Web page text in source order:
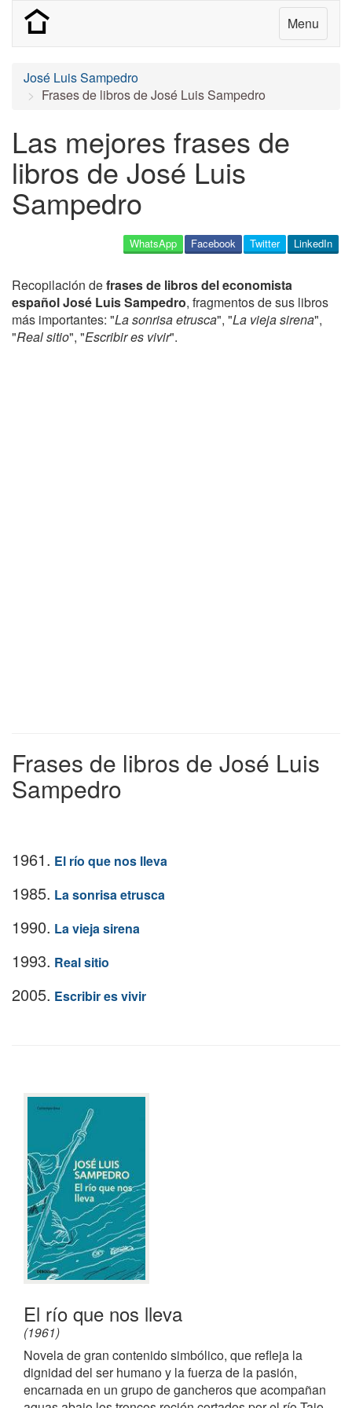
Menu
José Luis Sampedro
Frases de libros de José Luis Sampedro
Las mejores frases de
libros de José Luis
Sampedro
LinkedIn
Twitter
Facebook
WhatsApp
Recopilación defrases de libros del economista
español José Luis Sampedro, fragmentos de sus libros
más importantes: "La sonrisa etrusca", "La vieja sirena",
"Real sitio", "Escribir es vivir".
Frases de libros de José Luis
Sampedro
1961. El río que nos lleva
1985. La sonrisa etrusca
1990. La vieja sirena
1993. Real sitio
2005. Escribir es vivir
El río que nos lleva
(1961)
Novela de gran contenido simbólico, que refleja la
dignidad del ser humano y la fuerza de la pasión,
encarnada en un grupo de gancheros que acompañan